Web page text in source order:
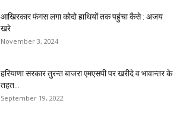
आखिरकार फंगस लगा कोदो हाथियों तक पहुंचा कैसे : अजय
खरे
November 3, 2024
हरियाणा सरकार तुरन्त बाजरा एमएसपी पर खरीदे व भावान्तर के
तहत...
September 19, 2022